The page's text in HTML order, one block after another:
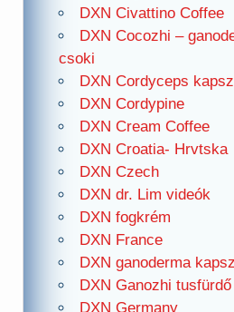
DXN Civattino Coffee
DXN Cocozhi –
csoki
DXN Cordyceps
DXN Cordypine
DXN Cream Coffee
DXN Croatia- Hrvtska
DXN Czech
DXN dr. Lim videók
DXN fogkrém
DXN France
DXN ganoderma
DXN Ganozhi tusfürdő
DXN Germany